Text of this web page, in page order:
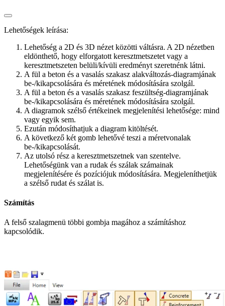
Lehetőségek leírása:
Lehetőség a 2D és 3D nézet közötti váltásra. A 2D nézetben
eldönthető, hogy elforgatott keresztmetszetet vagy a
keresztmetszeten belüli/kívüli eredményt szeretnénk látni.
A fül a beton és a vasalás szakasz alakváltozás-diagramjának
be-/kikapcsolására és méretének módosítására szolgál.
A fül a beton és a vasalás szakasz feszültség-diagramjának
be-/kikapcsolására és méretének módosítására szolgál.
A diagramok szélső értékeinek megjelenítési lehetősége: mind
vagy egyik sem.
Ezután módosíthatjuk a diagram kitöltését.
A következő két gomb lehetővé teszi a méretvonalak
be-/kikapcsolását.
Az utolsó rész a keresztmetszetnek van szentelve.
Lehetőségünk van a rudak és szálak számainak
megjelenítésére és pozíciójuk módosítására. Megjeleníthetjük
a szélső rudat és szálat is.
Számítás
A felső szalagmenü többi gombja magához a számításhoz
kapcsolódik.